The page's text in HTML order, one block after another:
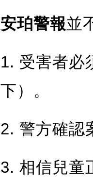
安珀警報並
1. 受害者必
下）。
2. 警方確認
3. 相信兒童